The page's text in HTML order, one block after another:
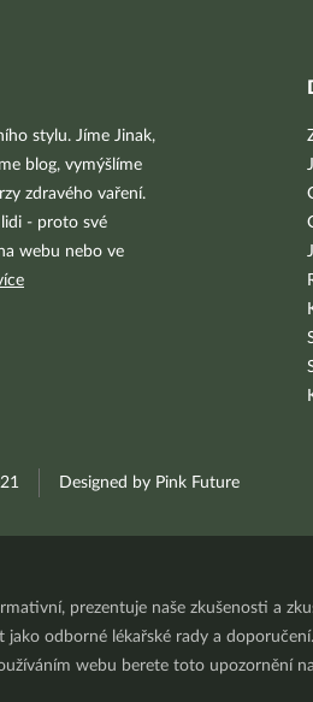
stylu. Jíme Jinak,
blog, vymýšlíme
zdravého vaření.
- proto své
webu nebo ve
Designed by Pink Future
prezentuje naše zkušenosti a
jako odborné lékařské rady a
webu berete toto upozornění